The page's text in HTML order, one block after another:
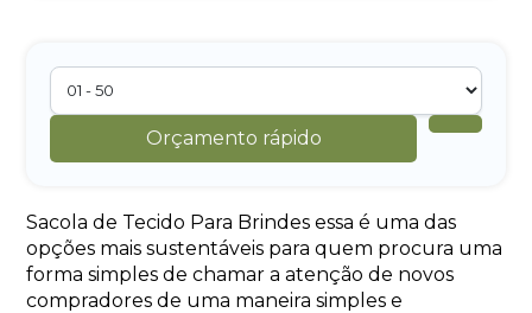
Orçamento rápido
Sacola de Tecido Para Brindes essa é uma das
opções mais sustentáveis para quem procura uma
forma simples de chamar a atenção de novos
compradores de uma maneira simples e